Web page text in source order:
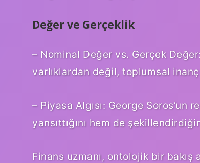
Değer ve Gerçeklik
– Nominal Değer vs. Gerçek
varlıklardan değil, toplumsal
– Piyasa Algısı: George
yansıttığını hem de
Finans uzmanı, ontolojik bir